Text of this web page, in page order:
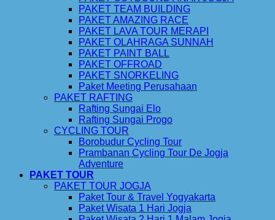
PAKET TEAM BUILDING
PAKET AMAZING RACE
PAKET LAVA TOUR MERAPI
PAKET OLAHRAGA SUNNAH
PAKET PAINT BALL
PAKET OFFROAD
PAKET SNORKELING
Paket Meeting Perusahaan
PAKET RAFTING
Rafting Sungai Elo
Rafting Sungai Progo
CYCLING TOUR
Borobudur Cycling Tour
Prambanan Cycling Tour De Jogja
Adventure
PAKET TOUR
PAKET TOUR JOGJA
Paket Tour & Travel Yogyakarta
Paket Wisata 1 Hari Jogja